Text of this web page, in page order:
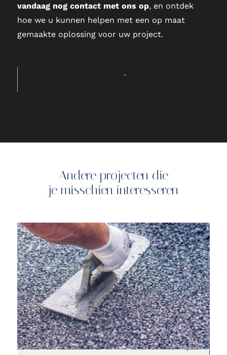
vandaag nog contact met ons op, en ontdek
hoe we u kunnen helpen met een op maat
gemaakte oplossing voor uw project.
Andere projecten die
je misschien interesseren